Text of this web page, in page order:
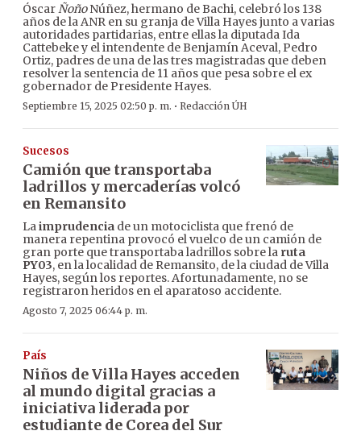
ÓscarÑoñoNúñez, hermano de Bachi, celebró los 138
años de la ANR en su granja de Villa Hayes junto a varias
autoridades partidarias, entre ellas la diputada Ida
Cattebeke y el intendente de Benjamín Aceval, Pedro
Ortiz, padres de una de las tres magistradas que deben
resolver la sentencia de 11 años que pesa sobre el ex
gobernador de Presidente Hayes.
Septiembre 15, 2025 02:50 p. m. · Redacción ÚH
Sucesos
Camión que transportaba
ladrillos y mercaderías volcó
en Remansito
Laimprudencia de un motociclista que frenó de
manera repentina provocó el vuelco de un camión de
gran porte que transportaba ladrillos sobre la ruta
PY03, en la localidad de Remansito, de la ciudad de Villa
Hayes, según los reportes. Afortunadamente, no se
registraron heridos en el aparatoso accidente.
Agosto 7, 2025 06:44 p. m.
País
Niños de Villa Hayes acceden
al mundo digital gracias a
iniciativa liderada por
estudiante de Corea del Sur